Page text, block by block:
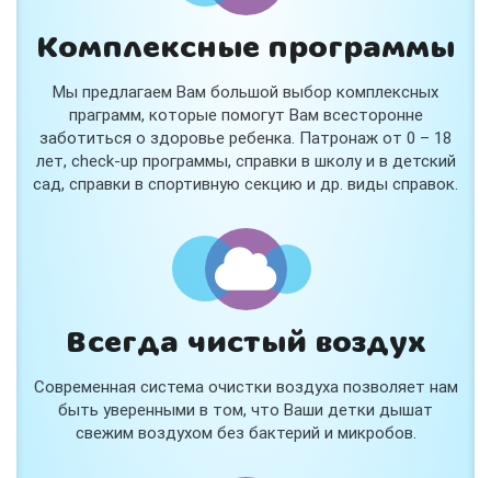
Комплексные программы
Мы предлагаем Вам большой выбор комплексных
праграмм, которые помогут Вам всесторонне
заботиться о здоровье ребенка. Патронаж от 0 – 18
лет, check-up программы, справки в школу и в детский
сад, справки в спортивную секцию и др. виды справок.
Всегда чистый воздух
Современная система очистки воздуха позволяет нам
быть уверенными в том, что Ваши детки дышат
свежим воздухом без бактерий и микробов.